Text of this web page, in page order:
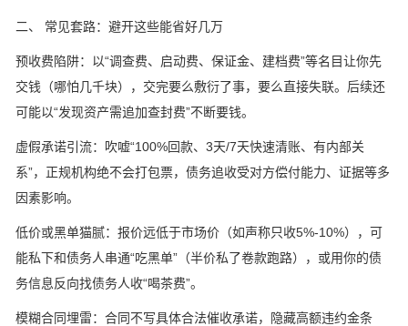
二、 常见套路：避开这些能省好几万
预收费陷阱：以“调查费、启动费、保证金、建档费”等名目让你先
交钱（哪怕几千块），交完要么敷衍了事，要么直接失联。后续还
可能以“发现资产需追加查封费”不断要钱。
虚假承诺引流：吹嘘“100%回款、3天/7天快速清账、有内部关
系”，正规机构绝不会打包票，债务追收受对方偿付能力、证据等多
因素影响。
低价或黑单猫腻：报价远低于市场价（如声称只收5%-10%），可
能私下和债务人串通“吃黑单”（半价私了卷款跑路），或用你的债
务信息反向找债务人收“喝茶费”。
模糊合同埋雷：合同不写具体合法催收承诺，隐藏高额违约金条